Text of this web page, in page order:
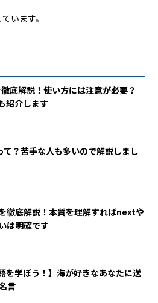
います。
底解説！使い方には注意が必要？
紹介します
？苦手な人も多いので解説しまし
徹底解説！本質を理解すればnextや
は明確です
を学ぼう！】海が好きなあなたに送
言